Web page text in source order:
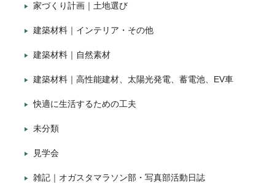
家づくり計画｜土地選び
建築材料｜インテリア・その他
建築材料｜自然素材
建築材料｜高性能建材、太陽光発電、蓄電池、EV車
快適に生活するための工夫
未分類
見学会
雑記｜オガスタマラソン部・写真部活動日誌